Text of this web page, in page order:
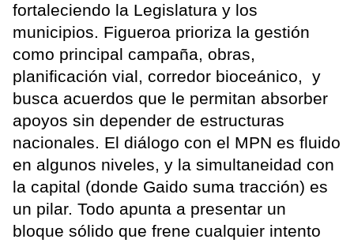
fortaleciendo la Legislatura y los
municipios. Figueroa prioriza la gestión
como principal campaña, obras,
planificación vial, corredor bioceánico, y
busca acuerdos que le permitan absorber
apoyos sin depender de estructuras
nacionales. El diálogo con el MPN es fluido
en algunos niveles, y la simultaneidad con
la capital (donde Gaido suma tracción) es
un pilar. Todo apunta a presentar un
bloque sólido que frene cualquier intento